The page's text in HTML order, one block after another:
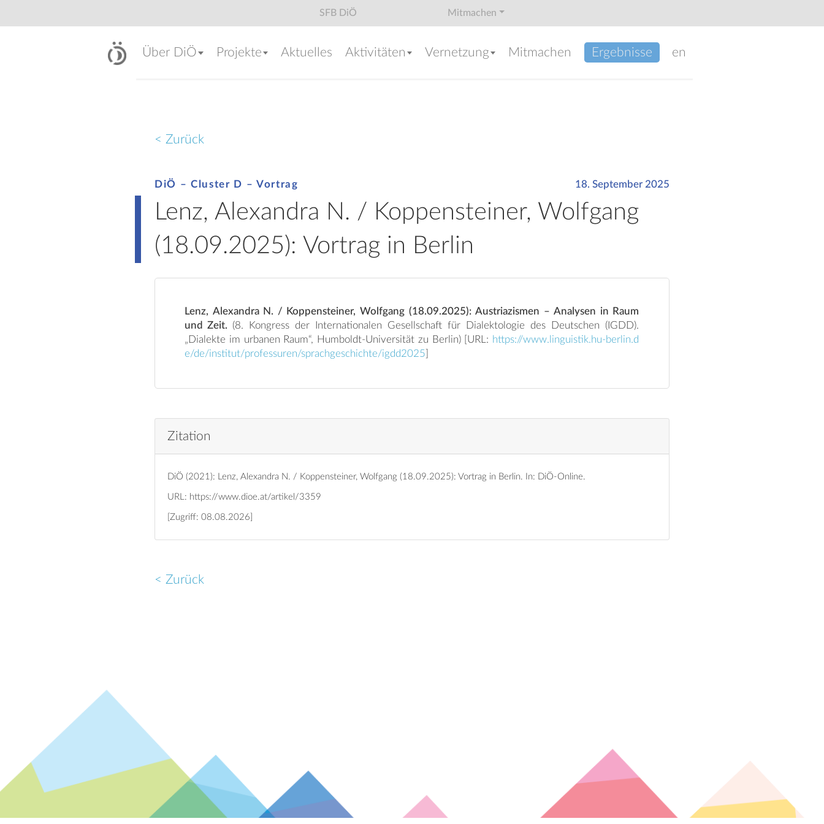
SFB DiÖ Mitmachen
Über DiÖ Projekte Aktuelles Aktivitäten Vernetzung Mitmachen Ergebnisse en
< Zurück
DiÖ – Cluster D – Vortrag 18. September 2025
Lenz, Alexandra N. / Koppensteiner, Wolfgang
(18.09.2025): Vortrag in Berlin
Lenz, Alexandra N. / Koppensteiner, Wolfgang (18.09.2025): Austriazismen – Analysen in Raum
und Zeit.
„Dialekte im urbanen Raum“, Humboldt-Universität zu Berlin) [URL: https://www.linguistik.hu-berlin.d
e/de/institut/professuren/sprachgeschichte/igdd2025
Zitation
DiÖ (2021): Lenz, Alexandra N. / Koppensteiner, Wolfgang (18.09.2025): Vortrag in Berlin. In: DiÖ-Online.
URL: https://www.dioe.at/artikel/3359
[Zugriff: 08.08.2026]
< Zurück